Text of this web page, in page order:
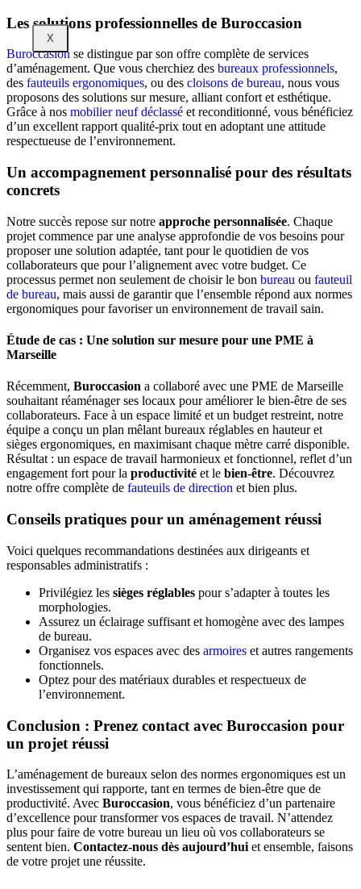
X
Les solutions professionnelles de Buroccasion
Buroccasion se distingue par son offre complète de services
d’aménagement. Que vous cherchiez des bureaux professionnels,
des fauteuils ergonomiques, ou des cloisons de bureau, nous vous
proposons des solutions sur mesure, alliant confort et esthétique.
Grâce à nos mobilier neuf déclassé et reconditionné, vous bénéficiez
d’un excellent rapport qualité-prix tout en adoptant une attitude
respectueuse de l’environnement.
Un accompagnement personnalisé pour des résultats
concrets
Notre succès repose sur notre approche personnalisée. Chaque
projet commence par une analyse approfondie de vos besoins pour
proposer une solution adaptée, tant pour le quotidien de vos
collaborateurs que pour l’alignement avec votre budget. Ce
processus permet non seulement de choisir le bon bureau ou fauteuil
de bureau, mais aussi de garantir que l’ensemble répond aux normes
ergonomiques pour favoriser un environnement de travail sain.
Étude de cas : Une solution sur mesure pour une PME à
Marseille
Récemment, Buroccasion a collaboré avec une PME de Marseille
souhaitant réaménager ses locaux pour améliorer le bien-être de ses
collaborateurs. Face à un espace limité et un budget restreint, notre
équipe a conçu un plan mêlant bureaux réglables en hauteur et
sièges ergonomiques, en maximisant chaque mètre carré disponible.
Résultat : un espace de travail harmonieux et fonctionnel, reflet d’un
engagement fort pour la productivité et le bien-être. Découvrez
notre offre complète de fauteuils de direction et bien plus.
Conseils pratiques pour un aménagement réussi
Voici quelques recommandations destinées aux dirigeants et
responsables administratifs :
Privilégiez les sièges réglables pour s’adapter à toutes les
morphologies.
Assurez un éclairage suffisant et homogène avec des lampes
de bureau.
Organisez vos espaces avec des armoires et autres rangements
fonctionnels.
Optez pour des matériaux durables et respectueux de
l’environnement.
Conclusion : Prenez contact avec Buroccasion pour
un projet réussi
L’aménagement de bureaux selon des normes ergonomiques est un
investissement qui rapporte, tant en termes de bien-être que de
productivité. Avec Buroccasion, vous bénéficiez d’un partenaire
d’excellence pour transformer vos espaces de travail. N’attendez
plus pour faire de votre bureau un lieu où vos collaborateurs se
sentent bien. Contactez-nous dès aujourd’hui et ensemble, faisons
de votre projet une réussite.